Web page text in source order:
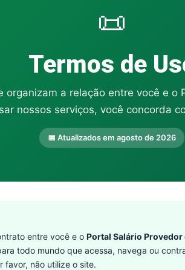
📜
Termos de
organizam a relação entre você e o
nossos serviços, você concorda
📅 Atualizados em agosto de 2026
entre você e o Portal Salário Provedor
todo mundo que acessa, navega ou
favor, não utilize o site.